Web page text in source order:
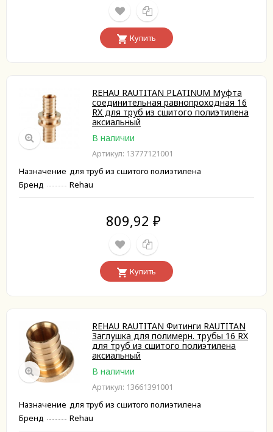
Купить
REHAU RAUTITAN PLATINUM Муфта
соединительная равнопроходная 16
RX для труб из сшитого полиэтилена
аксиальный
В наличии
Артикул: 13777121001
Назначение для труб из сшитого полиэтилена
Бренд
Rehau
809,92 ₽
Купить
REHAU RAUTITAN Фитинги RAUTITAN
Заглушка для полимерн. трубы 16 RX
для труб из сшитого полиэтилена
аксиальный
В наличии
Артикул: 13661391001
Назначение для труб из сшитого полиэтилена
Бренд
Rehau